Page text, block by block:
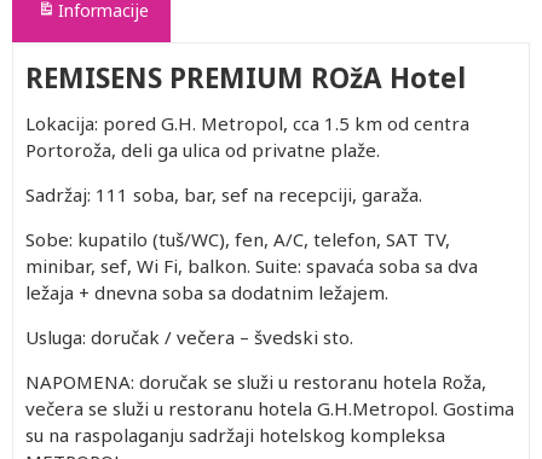
Informacije
REMISENS PREMIUM ROžA Hotel
Lokacija: pored G.H. Metropol, cca 1.5 km od centra
Portoroža, deli ga ulica od privatne plaže.
Sadržaj: 111 soba, bar, sef na recepciji, garaža.
Sobe: kupatilo (tuš/WC), fen, A/C, telefon, SAT TV,
minibar, sef, Wi Fi, balkon. Suite: spavaća soba sa dva
ležaja + dnevna soba sa dodatnim ležajem.
Usluga: doručak / večera – švedski sto.
NAPOMENA: doručak se služi u restoranu hotela Roža,
večera se služi u restoranu hotela G.H.Metropol. Gostima
su na raspolaganju sadržaji hotelskog kompleksa